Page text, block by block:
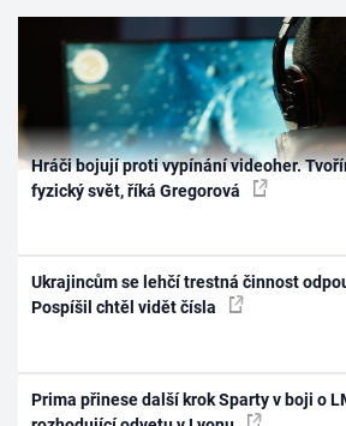
Hráči bojují proti vypínání videoher.
fyzický svět, říká Gregorová
Ukrajincům se lehčí trestná činnost
Pospíšil chtěl vidět čísla
Prima přinese další krok Sparty v boji o